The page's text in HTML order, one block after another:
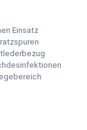
Einsatz